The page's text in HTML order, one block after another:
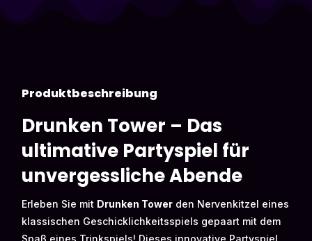
Produktbeschreibung
Drunken Tower – Das
ultimative Partyspiel für
unvergessliche Abende
Erleben Sie mit Drunken Tower den Nervenkitzel eines
klassischen Geschicklichkeitsspiels gepaart mit dem
Spaß eines Trinkspiels! Dieses innovative Partyspiel